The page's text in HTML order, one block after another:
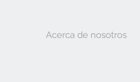
Acerca de nosotros